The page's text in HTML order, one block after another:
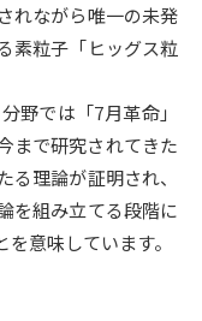
大学検索
れながら唯一の未発
素粒子「ヒッグス粒
野では「7月革命」
まで研究されてきた
理論が証明され、
を組み立てる段階に
意味しています。